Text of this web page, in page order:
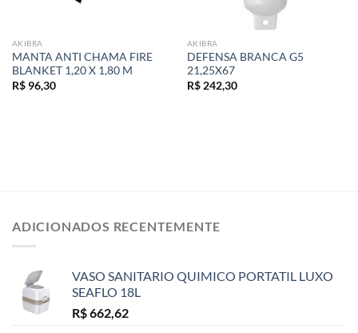
AKIBRA
MANTA ANTI CHAMA FIRE
BLANKET 1,20 X 1,80 M
R$96,30
AKIBRA
DEFENSA BRANCA G5
21,25X67
R$242,30
ADICIONADOS RECENTEMENTE
VASO SANITARIO QUIMICO PORTATIL LUXO
SEAFLO 18L
R$662,62